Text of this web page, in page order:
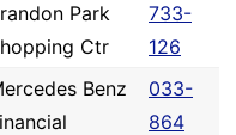
Park
Ctr
733-
126
Benz
033-
864